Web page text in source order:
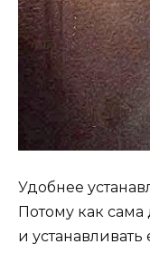
Удобнее
Потому как
и